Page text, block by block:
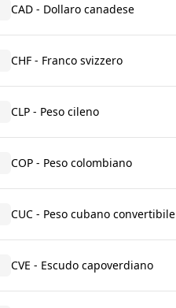
CAD - Dollaro canadese
CHF - Franco svizzero
CLP - Peso cileno
COP - Peso colombiano
CUC - Peso cubano convertibile
CVE - Escudo capoverdiano